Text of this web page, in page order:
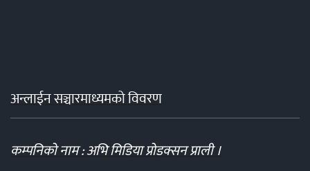
अन्लाईन सञ्चारमाध्यमको विवरण
कम्पनिको नाम : अभि मिडिया प्रोडक्सन प्राली ।